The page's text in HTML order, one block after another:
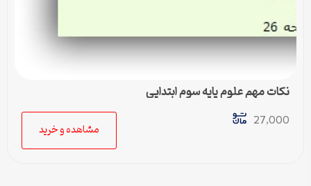
نکات مهم علوم پایه سوم ابتدایی
27,000
مشاهده و خرید